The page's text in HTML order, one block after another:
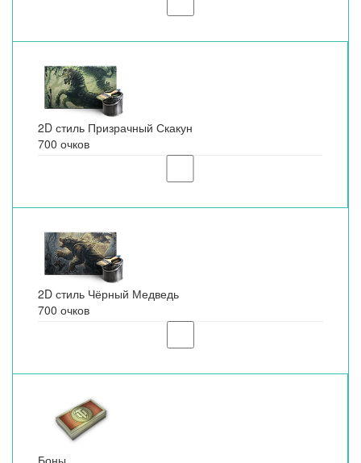
2D стиль Призрачный Скакун
700 очков
2D стиль Чёрный Медведь
700 очков